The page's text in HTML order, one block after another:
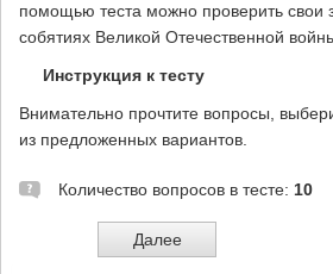
помощью теста можно проверить свои
собятиях Великой Отечественной
Инструкция к тесту
Внимательно прочтите вопросы,
из предложенных вариантов.
Количество вопросов в тесте: 10